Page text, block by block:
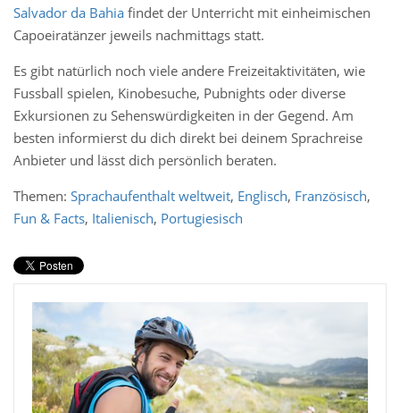
Salvador da Bahia findet der Unterricht mit einheimischen
Capoeiratänzer jeweils nachmittags statt.
Es gibt natürlich noch viele andere Freizeitaktivitäten, wie
Fussball spielen, Kinobesuche, Pubnights oder diverse
Exkursionen zu Sehenswürdigkeiten in der Gegend. Am
besten informierst du dich direkt bei deinem Sprachreise
Anbieter und lässt dich persönlich beraten.
Themen: Sprachaufenthalt weltweit, Englisch, Französisch,
Fun & Facts, Italienisch, Portugiesisch